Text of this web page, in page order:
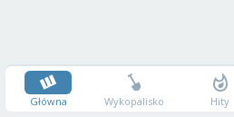
Główna Wykopalisko Hity